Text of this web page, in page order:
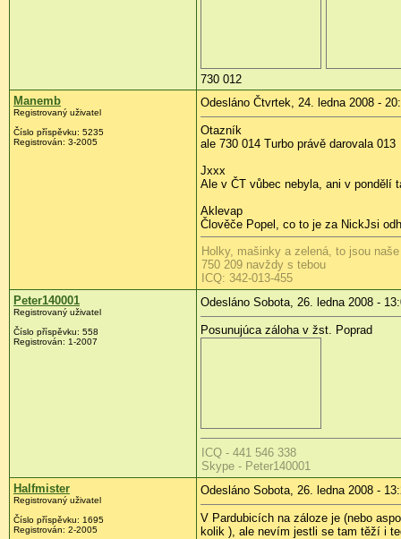
730 012
Manemb
Registrovaný uživatel
Číslo příspěvku: 5235
Registrován: 3-2005
Odesláno Čtvrtek, 24. ledna 2008 -
Otazník
ale 730 014 Turbo právě darovala 013
Jxxx
Ale v ČT vůbec nebyla, ani v pondělí
Aklevap
Člověče Popel, co to je za NickJsi
Holky, mašinky a zelená, to jsou
750 209 navždy s tebou
ICQ: 342-013-455
Peter140001
Registrovaný uživatel
Číslo příspěvku: 558
Registrován: 1-2007
Odesláno Sobota, 26. ledna 2008 -
Posunujúca záloha v žst. Poprad
ICQ - 441 546 338
Skype - Peter140001
Halfmister
Registrovaný uživatel
Číslo příspěvku: 1695
Registrován: 2-2005
Odesláno Sobota, 26. ledna 2008 -
V Pardubicích na záloze je (nebo
kolik ), ale nevím jestli se tam těží i